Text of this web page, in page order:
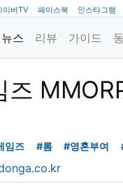
이버TV 페이스북 인스타그램
뉴스 리뷰 가이드
임즈 #롬 #영혼부여